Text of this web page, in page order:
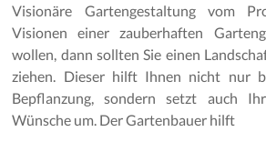
Visionäre Gartengestaltung vom
Visionen einer zauberhaften
wollen, dann sollten Sie einen
ziehen. Dieser hilft Ihnen nicht nur
Bepflanzung, sondern setzt auch
Wünsche um. Der Gartenbauer hilft